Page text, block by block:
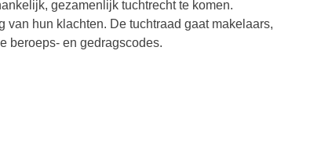
gezamenlijk tuchtrecht te komen.
hun klachten. De tuchtraad gaat makelaars,
beroeps- en gedragscodes.